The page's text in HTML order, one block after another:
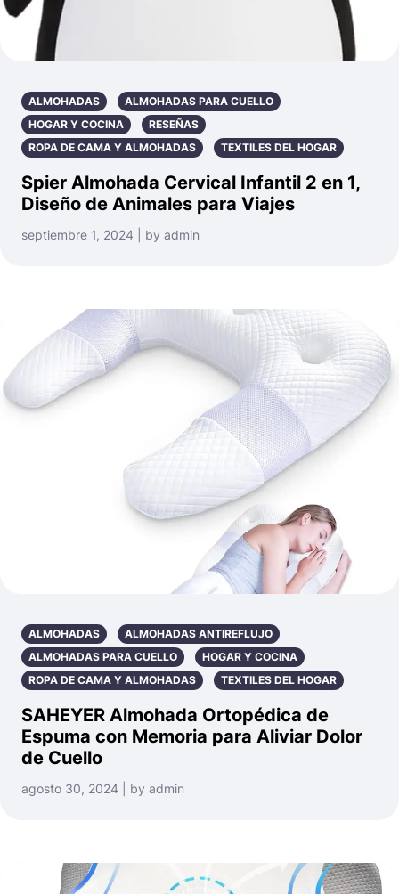
ALMOHADAS
ALMOHADAS PARA CUELLO
HOGAR Y COCINA
RESEÑAS
ROPA DE CAMA Y ALMOHADAS
TEXTILES DEL HOGAR
Spier Almohada Cervical Infantil 2 en 1,
Diseño de Animales para Viajes
septiembre 1, 2024 | by admin
ALMOHADAS
ALMOHADAS ANTIREFLUJO
ALMOHADAS PARA CUELLO
HOGAR Y COCINA
ROPA DE CAMA Y ALMOHADAS
TEXTILES DEL HOGAR
SAHEYER Almohada Ortopédica de
Espuma con Memoria para Aliviar Dolor
de Cuello
agosto 30, 2024 | by admin